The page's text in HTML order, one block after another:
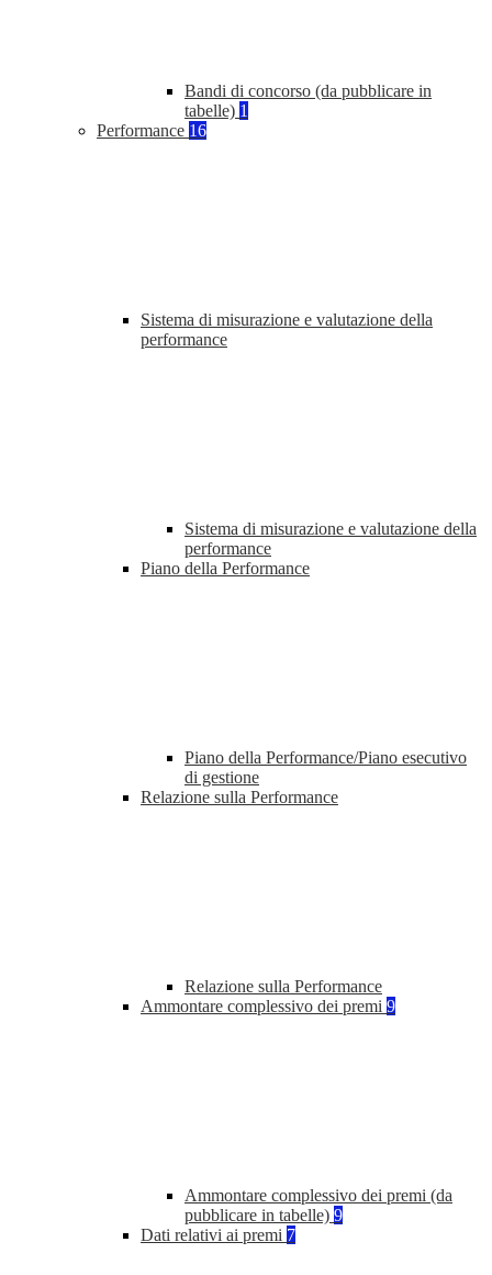
Bandi di concorso (da pubblicare in
tabelle) 1
Performance 16
Sistema di misurazione e valutazione della
performance
Sistema di misurazione e valutazione della
performance
Piano della Performance
Piano della Performance/Piano esecutivo
di gestione
Relazione sulla Performance
Relazione sulla Performance
Ammontare complessivo dei premi 9
Ammontare complessivo dei premi (da
pubblicare in tabelle) 9
Dati relativi ai premi 7